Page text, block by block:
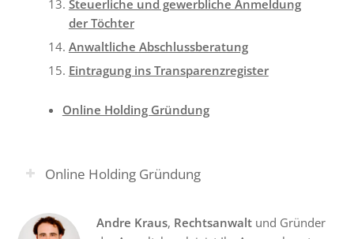
Steuerliche und gewerbliche Anmeldung
der Töchter
Anwaltliche Abschlussberatung
Eintragung ins Transparenzregister
Online Holding Gründung
Online Holding Gründung
Andre Kraus, Rechtsanwalt und Gründer